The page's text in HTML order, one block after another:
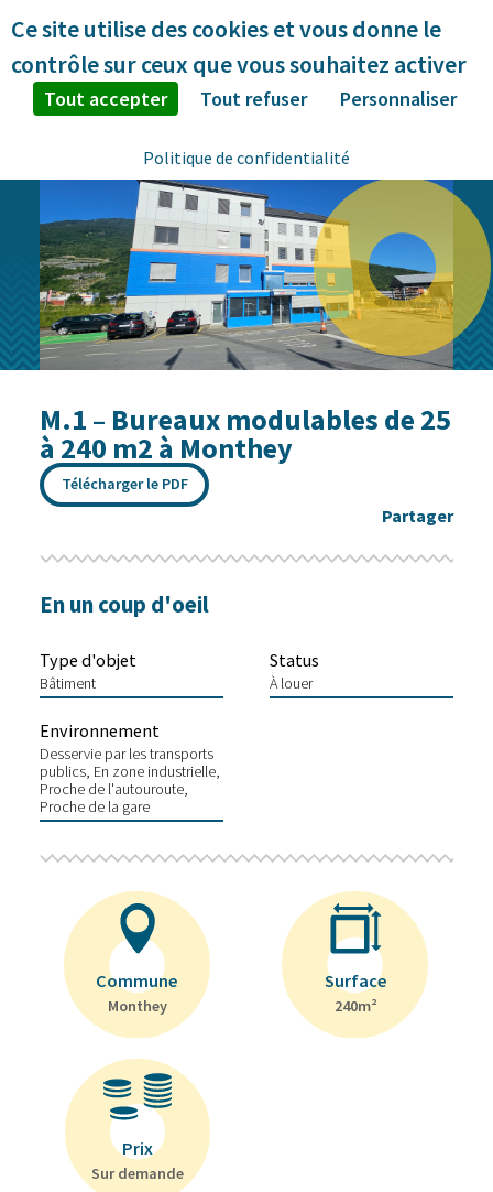
M.1 – Bureaux modulables de 25
à 240 m2 à Monthey
Télécharger le PDF
Partager
En un coup d'oeil
Type d'objet
Bâtiment
Status
À louer
Environnement
Desservie par les transports
publics En zone industrielle
Proche de l'autouroute
Proche de la gare
Commune
Monthey
Surface
240m²
Prix
Sur demande
Ce site utilise des cookies et vous donne le
contrôle sur ceux que vous souhaitez activer
Tout accepter Tout refuser Personnaliser
Politique de confidentialité